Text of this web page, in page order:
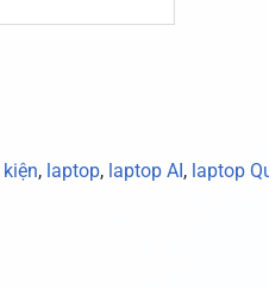
kiện, laptop, laptop AI, laptop